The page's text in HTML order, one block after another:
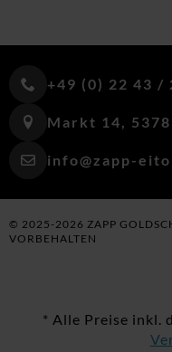
+49 (0) 22 43 /
Markt 14,
info@zapp-
© 2025-2026 ZAPP
VORBEHALTEN
* Alle Preise inkl.